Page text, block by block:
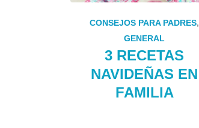
CONSEJOS PARA PADRES,
GENERAL
3 RECETAS
NAVIDEÑAS EN
FAMILIA